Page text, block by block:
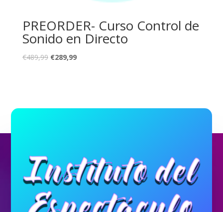
PREORDER- Curso Control de
Sonido en Directo
€489,99 €289,99